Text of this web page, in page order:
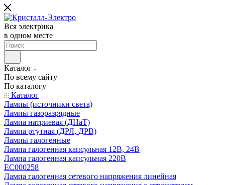
Вся электрика
в одном месте
Каталог
По всему сайту
По каталогу
Каталог
Лампы (источники света)
Лампы газоразрядные
Лампа натриевая (ДНаТ)
Лампа ртутная (ДРЛ, ДРВ)
Лампы галогенные
Лампа галогенная капсульная 12В, 24В
Лампа галогенная капсульная 220В
EC000258
Лампа галогенная сетевого напряжения линейная